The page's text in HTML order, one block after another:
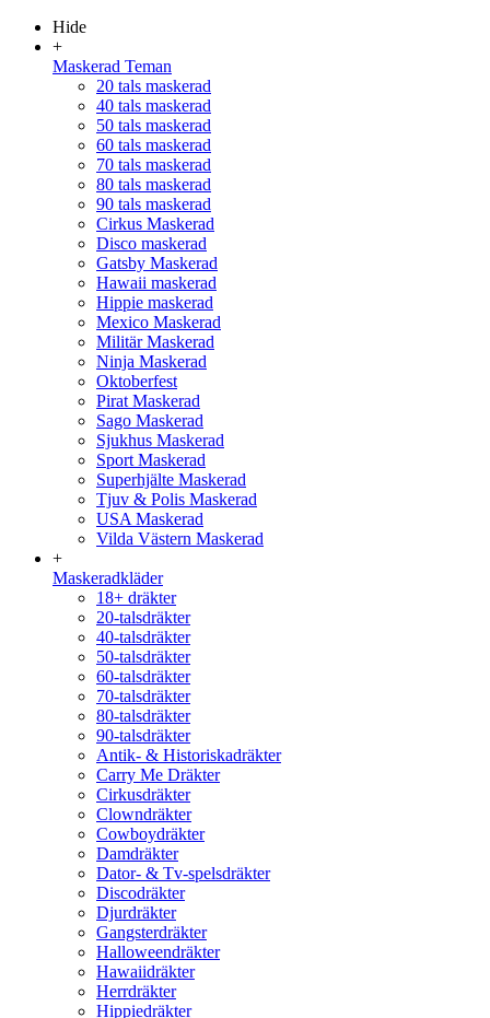
Hide
+
Maskerad Teman
20 tals maskerad
40 tals maskerad
50 tals maskerad
60 tals maskerad
70 tals maskerad
80 tals maskerad
90 tals maskerad
Cirkus Maskerad
Disco maskerad
Gatsby Maskerad
Hawaii maskerad
Hippie maskerad
Mexico Maskerad
Militär Maskerad
Ninja Maskerad
Oktoberfest
Pirat Maskerad
Sago Maskerad
Sjukhus Maskerad
Sport Maskerad
Superhjälte Maskerad
Tjuv & Polis Maskerad
USA Maskerad
Vilda Västern Maskerad
+
Maskeradkläder
18+ dräkter
20-talsdräkter
40-talsdräkter
50-talsdräkter
60-talsdräkter
70-talsdräkter
80-talsdräkter
90-talsdräkter
Antik- & Historiskadräkter
Carry Me Dräkter
Cirkusdräkter
Clowndräkter
Cowboydräkter
Damdräkter
Dator- & Tv-spelsdräkter
Discodräkter
Djurdräkter
Gangsterdräkter
Halloweendräkter
Hawaiidräkter
Herrdräkter
Hippiedräkter